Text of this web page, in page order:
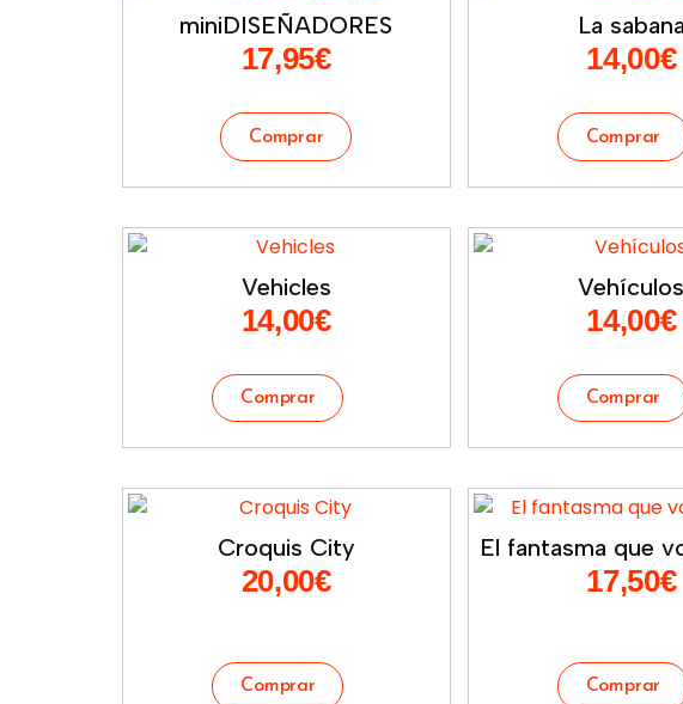
miniDISEÑADORES
17,95€
La sabana
14,00€
Vehicles
14,00€
Vehículos
14,00€
Croquis City
20,00€
El fantasma que
17,50€